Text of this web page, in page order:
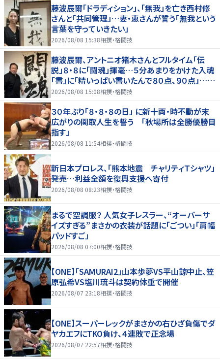
藤波辰爾「ドラディション」、「無我」を亡き西村修
さんと「共同管理」…妻・恵さんが誓う「無我という
言葉を守っていきたい」
2026/08/08 15:38相撲・格闘技
藤波辰爾、アントニオ猪木さんとフルタイム「伝
説」８・８に「闘魂」揮毫…５分あまりをかけた入魂
「書」に「精いっぱい書いたんで８０点、９０点」…
「人間・藤波辰爾展」開催
2026/08/08 15:08相撲・格闘技
３０年ぶり「８・８・８の日」 に新十両・時不動が末
広がりの関取人生を誓う 「秋場所は全勝優勝目
指す」
2026/08/08 11:54相撲・格闘技
新日本プロレス、「熊本地震 チャリティＴシャツ」
発売…利益全額を復興支援へ寄付
2026/08/08 08:23相撲・格闘技
まるで空調服？ 人気女子レスラー、“オーバーサ
イズすぎる”まさかの衣装が話題に「ごつい」「肩幅
パッドすご」
2026/08/08 07:00相撲・格闘技
【ONE】「SAMURAI2」山本歩夢VS平山諒中止、笠
原弘希VS塩川琉斗は契約体重で開催
2026/08/07 23:18相撲・格闘技
【ONE】スーパーレックがまさかの右ひざ負傷でダ
ヤカエフにTKO負け、４連敗で正念場
2026/08/07 22:57相撲・格闘技